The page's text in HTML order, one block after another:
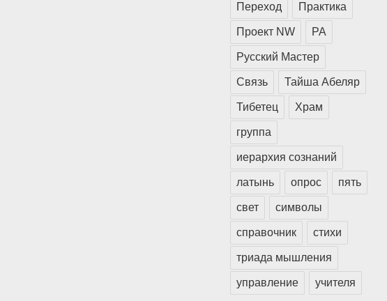
Переход Практика
Проект NW РА
Русский Мастер
Связь Тайша Абеляр
Тибетец Храм
группа
иерархия сознаний
латынь опрос пять
свет символы
справочник стихи
триада мышления
управление учителя